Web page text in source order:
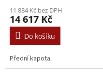
11 884 Kč bez DPH
14 617 Kč
Do košíku
Přední kapota.